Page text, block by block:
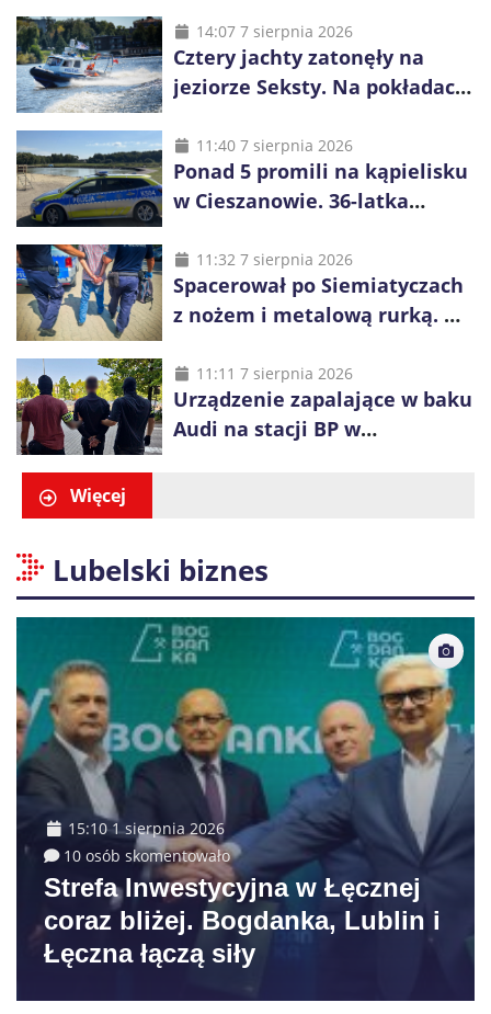
14:07 7 sierpnia 2026
Cztery jachty zatonęły na
jeziorze Seksty. Na pokładach
małoletnich
11:40 7 sierpnia 2026
Ponad 5 promili na kąpielisku
w Cieszanowie. 36-latka
z wody
11:32 7 sierpnia 2026
Spacerował po Siemiatyczach
z nożem i metalową rurką. W
alkohol i perfumy
11:11 7 sierpnia 2026
Urządzenie zapalające w baku
Audi na stacji BP w
Więcej
Lubelski biznes
15:10 1 sierpnia 2026
10 osób skomentowało
Strefa Inwestycyjna w Łęcznej
coraz bliżej. Bogdanka, Lublin i
Łęczna łączą siły